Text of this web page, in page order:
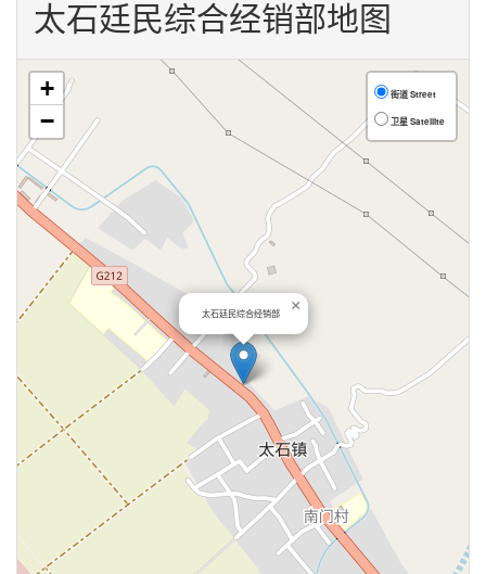
太石廷民综合经销部地图
太石廷民综合经销部 ×
+
−
街道 Street
卫星 Satellite